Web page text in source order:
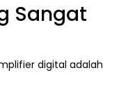
Sangat
digital adalah